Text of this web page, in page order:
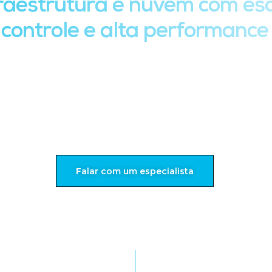
e nuvem com
controle e alta performance
Falar com um especialista